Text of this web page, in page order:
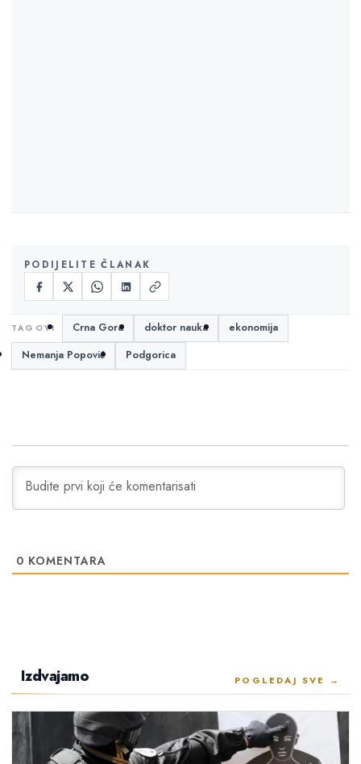
PODIJELITE ČLANAK
Crna Gora doktor nauka
ekonomija
Nemanja Popović
Podgorica
0 KOMENTARA
Izdvajamo POGLEDAJ SVE →